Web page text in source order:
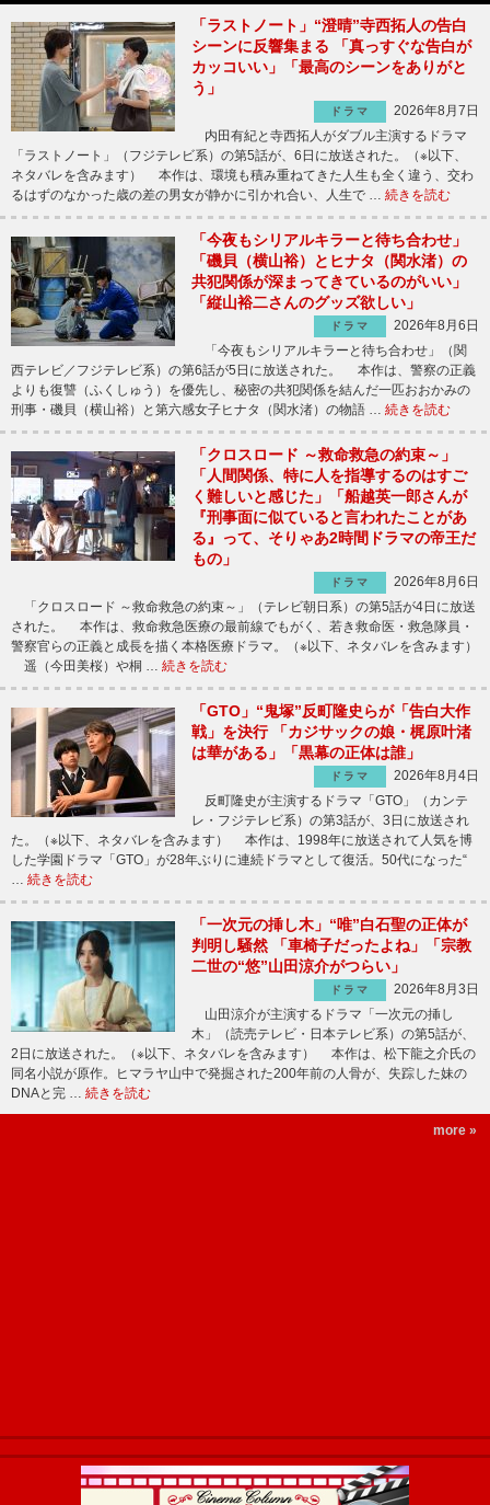
「ラストノート」“澄晴”寺西拓人の告白
シーンに反響集まる 「真っすぐな告白が
カッコいい」「最高のシーンをありがと
う」
ドラマ
2026年8月7日
内田有紀と寺西拓人がダブル主演するドラマ
「ラストノート」（フジテレビ系）の第5話が、6日に放送された。（※以下、
ネタバレを含みます） 本作は、環境も積み重ねてきた人生も全く違う、交わ
るはずのなかった歳の差の男女が静かに引かれ合い、人生で … 続きを読む
「今夜もシリアルキラーと待ち合わせ」
「磯貝（横山裕）とヒナタ（関水渚）の
共犯関係が深まってきているのがいい」
「縦山裕二さんのグッズ欲しい」
ドラマ
2026年8月6日
「今夜もシリアルキラーと待ち合わせ」（関
西テレビ／フジテレビ系）の第6話が5日に放送された。 本作は、警察の正義
よりも復讐（ふくしゅう）を優先し、秘密の共犯関係を結んだ一匹おおかみの
刑事・磯貝（横山裕）と第六感女子ヒナタ（関水渚）の物語 … 続きを読む
「クロスロード ～救命救急の約束～」
「人間関係、特に人を指導するのはすご
く難しいと感じた」「船越英一郎さんが
『刑事面に似ていると言われたことがあ
る』って、そりゃあ2時間ドラマの帝王だ
もの」
ドラマ
2026年8月6日
「クロスロード ～救命救急の約束～」（テレビ朝日系）の第5話が4日に放送
された。 本作は、救命救急医療の最前線でもがく、若き救命医・救急隊員・
警察官らの正義と成長を描く本格医療ドラマ。（※以下、ネタバレを含みます）
遥（今田美桜）や桐 … 続きを読む
「GTO」“鬼塚”反町隆史らが「告白大作
戦」を決行 「カジサックの娘・梶原叶渚
は華がある」「黒幕の正体は誰」
ドラマ
2026年8月4日
反町隆史が主演するドラマ「GTO」（カンテ
レ・フジテレビ系）の第3話が、3日に放送され
た。（※以下、ネタバレを含みます） 本作は、1998年に放送されて人気を博
した学園ドラマ「GTO」が28年ぶりに連続ドラマとして復活。50代になった“
… 続きを読む
「一次元の挿し木」“唯”白石聖の正体が
判明し騒然 「車椅子だったよね」「宗教
二世の“悠”山田涼介がつらい」
ドラマ
2026年8月3日
山田涼介が主演するドラマ「一次元の挿し
木」（読売テレビ・日本テレビ系）の第5話が、
2日に放送された。（※以下、ネタバレを含みます） 本作は、松下龍之介氏の
同名小説が原作。ヒマラヤ山中で発掘された200年前の人骨が、失踪した妹の
DNAと完 … 続きを読む
more »